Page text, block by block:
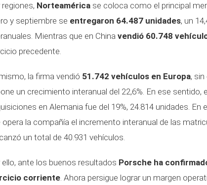
regiones, Norteamérica se coloca como el principal
y septiembre se entregaron 64.487 unidades, un
Mientras que en China vendió 60.748
precedente.
la firma vendió 51.742 vehículos en Europa,
un crecimiento interanual del 22,6%. En ese sentido,
en Alemania fue del 19%, 24.814 unidades.
opera la compañía el incremento interanual de las
un total de 40.931 vehículos.
ello, ante los buenos resultados Porsche ha
corriente. Ahora persigue lograr un margen